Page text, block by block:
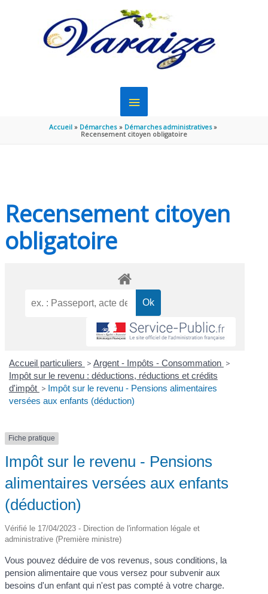
MENU
PRINCIPAL
Accueil Démarches
Démarches administratives
Recensement citoyen obligatoire
Recensement citoyen
obligatoire
Accueil particuliers > Argent - Impôts - Consommation >
Impôt sur le revenu : déductions, réductions et crédits
d'impôt > Impôt sur le revenu - Pensions alimentaires
versées aux enfants (déduction)
Fiche pratique
Impôt sur le revenu - Pensions
alimentaires versées aux enfants
(déduction)
Vérifié le 17/04/2023 - Direction de l'information légale et
administrative (Première ministre)
Vous pouvez déduire de vos revenus, sous conditions, la
pension alimentaire que vous versez pour subvenir aux
besoins d'un enfant qui n'est pas compté à votre charge.